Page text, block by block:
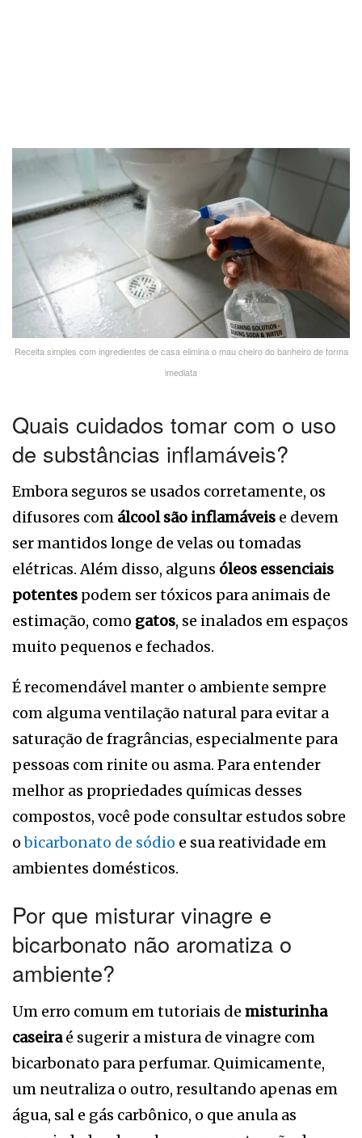
Receita simples com ingredientes de casa elimina o mau cheiro do banheiro de forma
imediata
Quais cuidados tomar com o uso
de substâncias inflamáveis?
Embora seguros se usados corretamente, os
difusores com álcool são inflamáveis e devem
ser mantidos longe de velas ou tomadas
elétricas. Além disso, alguns óleos essenciais
potentes podem ser tóxicos para animais de
estimação, como gatos, se inalados em espaços
muito pequenos e fechados.
É recomendável manter o ambiente sempre
com alguma ventilação natural para evitar a
saturação de fragrâncias, especialmente para
pessoas com rinite ou asma. Para entender
melhor as propriedades químicas desses
compostos, você pode consultar estudos sobre
obicarbonato de sódio e sua reatividade em
ambientes domésticos.
Por que misturar vinagre e
bicarbonato não aromatiza o
ambiente?
Um erro comum em tutoriais de misturinha
caseiraé sugerir a mistura de vinagre com
bicarbonato para perfumar. Quimicamente,
um neutraliza o outro, resultando apenas em
água, sal e gás carbônico, o que anula as